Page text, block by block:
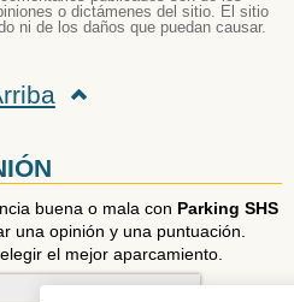
o dictámenes del sitio. El sitio
ni de los daños que puedan causar.
buena o mala con Parking SHS
una opinión y una puntuación.
el mejor aparcamiento.